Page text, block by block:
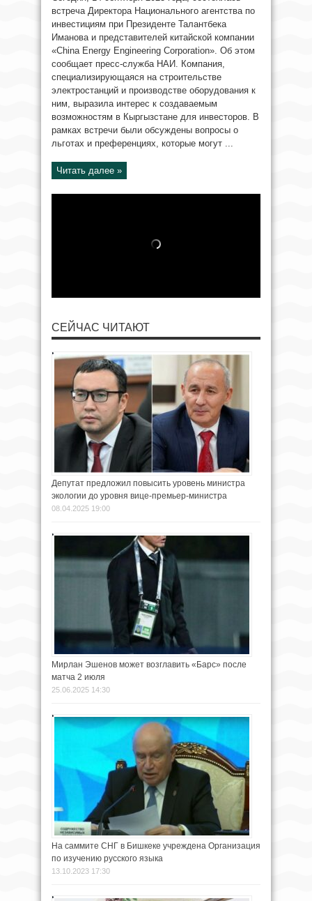
встреча Директора Национального агентства по
инвестициям при Президенте Талантбека
Иманова и представителей китайской компании
«China Energy Engineering Corporation». Об этом
сообщает пресс-служба НАИ. Компания,
специализирующаяся на строительстве
электростанций и производстве оборудования к
ним, выразила интерес к создаваемым
возможностям в Кыргызстане для инвесторов. В
рамках встречи были обсуждены вопросы о
льготах и преференциях, которые могут ...
Читать далее »
СЕЙЧАС ЧИТАЮТ
Депутат предложил повысить уровень министра
экологии до уровня вице-премьер-министра
08.04.2025 19:00
Мирлан Эшенов может возглавить «Барс» после
матча 2 июля
25.06.2025 14:30
На саммите СНГ в Бишкеке учреждена Организация
по изучению русского языка
13.10.2023 17:30